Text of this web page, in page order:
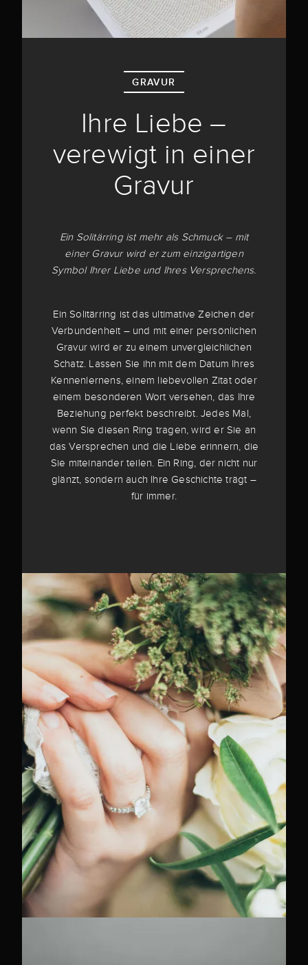
GRAVUR
Ihre Liebe –
verewigt in einer
Gravur
Ein Solitärring ist mehr als Schmuck – mit
einer Gravur wird er zum einzigartigen
Symbol Ihrer Liebe und Ihres Versprechens.
Ein Solitärring ist das ultimative Zeichen der
Verbundenheit – und mit einer persönlichen
Gravur wird er zu einem unvergleichlichen
Schatz. Lassen Sie ihn mit dem Datum Ihres
Kennenlernens, einem liebevollen Zitat oder
einem besonderen Wort versehen, das Ihre
Beziehung perfekt beschreibt. Jedes Mal,
wenn Sie diesen Ring tragen, wird er Sie an
das Versprechen und die Liebe erinnern, die
Sie miteinander teilen. Ein Ring, der nicht nur
glänzt, sondern auch Ihre Geschichte trägt –
für immer.